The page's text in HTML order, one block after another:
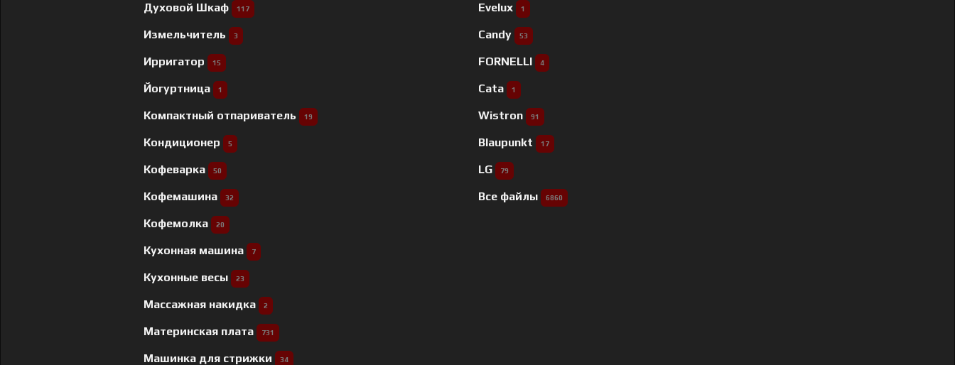
Духовой Шкаф 117
Измельчитель 3
Ирригатор 15
Йогуртница 1
Компактный отпариватель 19
Кондиционер 5
Кофеварка 50
Кофемашина 32
Кофемолка 20
Кухонная машина 7
Кухонные весы 23
Массажная накидка 2
Материнская плата 731
Машинка для стрижки 34
Evelux 1
Candy 53
FORNELLI 4
Cata 1
Wistron 91
Blaupunkt 17
LG 79
Все файлы 6860